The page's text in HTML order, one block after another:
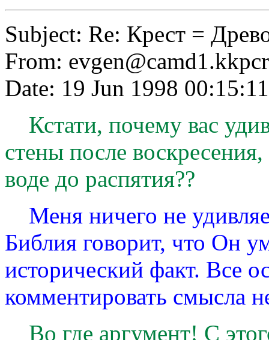
Subject: Re: Крест =
From:
Date: 19 Jun 1998
Кстати, почему вас
стены после
воде до распятия??
Меня ничего не
Библия говорит, что Он
исторический факт. Все
комментировать смысла
Во где аргумент! С